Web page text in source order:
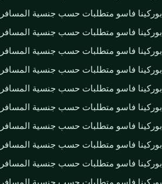
بوركينا فاسو متطلبات حسب جنسية المسافر
بوركينا فاسو متطلبات حسب جنسية المسافر
بوركينا فاسو متطلبات حسب جنسية المسافر
بوركينا فاسو متطلبات حسب جنسية المسافر
بوركينا فاسو متطلبات حسب جنسية المسافر
بوركينا فاسو متطلبات حسب جنسية المسافر
بوركينا فاسو متطلبات حسب جنسية المسافر
بوركينا فاسو متطلبات حسب جنسية المسافر
بوركينا فاسو متطلبات حسب جنسية المسافر
بوركينا فاسو متطلبات حسب جنسية المسافر